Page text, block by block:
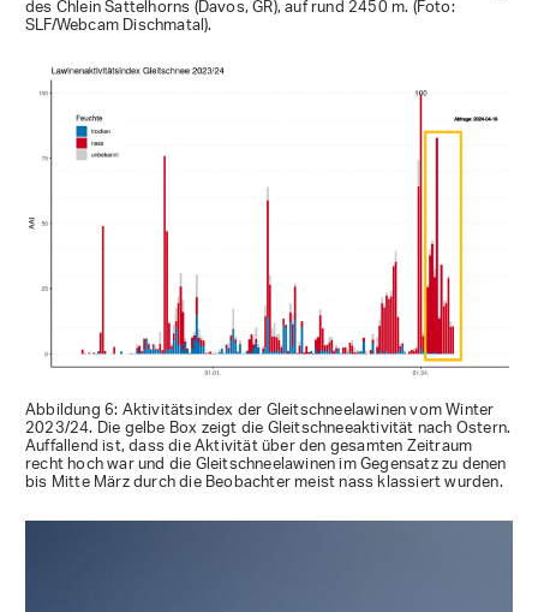
des Chlein Sattelhorns (Davos, GR), auf rund 2450 m. (Foto:
SLF/Webcam Dischmatal).
Abbildung 6: Aktivitätsindex der Gleitschneelawinen vom Winter
2023/24. Die gelbe Box zeigt die Gleitschneeaktivität nach Ostern.
Auffallend ist, dass die Aktivität über den gesamten Zeitraum
recht hoch war und die Gleitschneelawinen im Gegensatz zu denen
bis Mitte März durch die Beobachter meist nass klassiert wurden.